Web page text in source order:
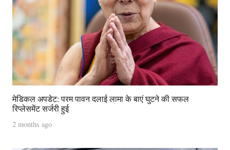
मेडिकल अपडेट: परम पावन दलाई लामा के बाएं घुटने की सफल
रिप्लेसमेंट सर्जरी हुई
2 months ago